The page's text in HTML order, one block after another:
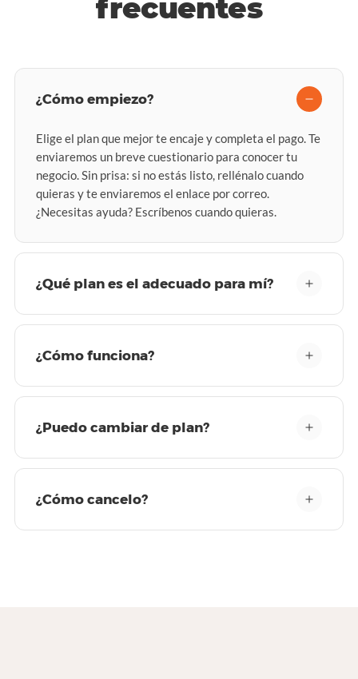
frecuentes
¿Cómo empiezo?
Elige el plan que mejor te encaje y completa el pago. Te
enviaremos un breve cuestionario para conocer tu
negocio. Sin prisa: si no estás listo, rellénalo cuando
quieras y te enviaremos el enlace por correo.
¿Necesitas ayuda? Escríbenos cuando quieras.
¿Qué plan es el adecuado para mí?
¿Cómo funciona?
¿Puedo cambiar de plan?
¿Cómo cancelo?